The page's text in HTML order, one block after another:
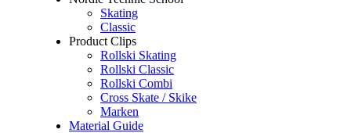
Skating
Classic
Product Clips
Rollski Skating
Rollski Classic
Rollski Combi
Cross Skate / Skike
Marken
Material Guide